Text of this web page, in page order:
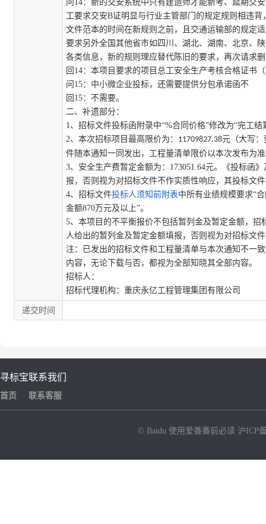
问 14： 新的交安系统中只有建造师才能新考、延期交安
工要求交安B证明显与行业主管部门的规定规则相违
文件范本的时间在新规则之前，且交通运输部的规定
要求另外全国其他省市如四川、湖北、湖南、北京、
各类信息，新的规则理应替代陈旧的要求，再次请求
回 14： 本项目要求的项目总工安全生产考核合格证书（
问 15： 中小微企业投标，还需要提供分包承诺函不
回 15： 不需要。
二、补遗部分：
1、招标文件投标函附录中“%合同价格”修改为“完工结
2、 本次招标项目最高限价为： 11709827.38元（大写：
件随本通知一同发出，工程量清单限价以本次发布为
3、安全生产费暂定金额为： 173051.64元。《投标函
报，否则视为对招标文件不作实质性响应，其投标文
4、招标文件投标人须知前附表中所有业绩规模要求“
金额870万元及以上”。
5、本项目的不平衡报价不包括暂列金及暂定金额，
人给出的暂列金及暂定金额填报，否则视为对招标文
注：已发出的招标文件和工程量清单与本次通知不一
内容，无论下载与否，都视为全部知晓其全部内容。
招标人：
招标代理机构： 重庆永亿工程管理集团有限公司
递交时间
寻标宝
首页
联系我们
联系客服
© Baidu 使用爱番番前必读 沪ICP